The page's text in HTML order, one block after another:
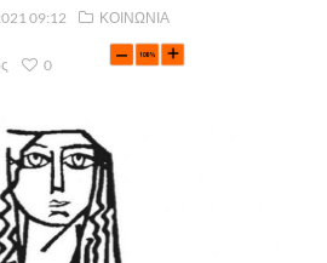
09:12 ΚΟΙΝΩΝΙΑ
0